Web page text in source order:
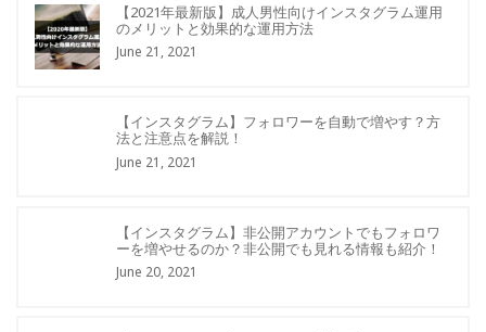
【2021年最新版】成人男性向けインスタグラム運用
のメリットと効果的な運用方法
June 21, 2021
【インスタグラム】フォロワーを自動で増やす？方
法と注意点を解説！
June 21, 2021
【インスタグラム】非公開アカウントでもフォロワ
ーを増やせるのか？非公開でも見れる情報も紹介！
June 20, 2021